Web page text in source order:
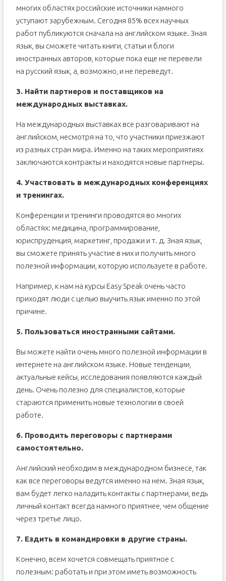
многих областях российские источники намного
уступают зарубежным. Сегодня 85% всех научных
работ публикуются сначала на английском языке. Зная
язык, вы сможете читать книги, статьи и блоги
иностранных авторов, которые пока еще не перевели
на русский язык, а, возможно, и не переведут.
3. Найти партнеров и поставщиков на
международных выставках.
На международных выставках все разговаривают на
английском, несмотря на то, что участники приезжают
из разных стран мира. Именно на таких мероприятиях
заключаются контракты и находятся новые партнеры.
4. Участвовать в международных конференциях
и тренингах.
Конференции и тренинги проводятся во многих
областях: медицина, программирование,
юриспруденция, маркетинг, продажи и т. д. Зная язык,
вы сможете принять участие в них и получить много
полезной информации, которую используете в работе.
Например, к нам на курсы Easy Speak очень часто
приходят люди с целью выучить язык именно по этой
причине.
5. Пользоваться иностранными сайтами.
Вы можете найти очень много полезной информации в
интернете на английском языке. Новые тенденции,
актуальные кейсы, исследования появляются каждый
день. Очень полезно для специалистов, которые
стараются применить новые технологии в своей
работе.
6. Проводить переговоры с партнерами
самостоятельно.
Английский необходим в международном бизнесе, так
как все переговоры ведутся именно на нем. Зная язык,
вам будет легко наладить контакты с партнерами, ведь
личный контакт всегда намного приятнее, чем общение
через третье лицо.
7. Ездить в командировки в другие страны.
Конечно, всем хочется совмещать приятное с
полезным: работать и при этом иметь возможность